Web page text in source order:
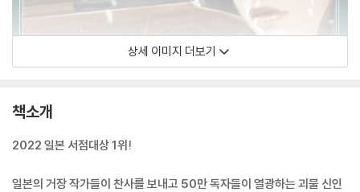
상세 이미지 더보기
책소개
2022 일본 서점대상 1위!
일본의 거장 작가들이 찬사를 보내고 50만 독자들이 열광하는 괴물 신인